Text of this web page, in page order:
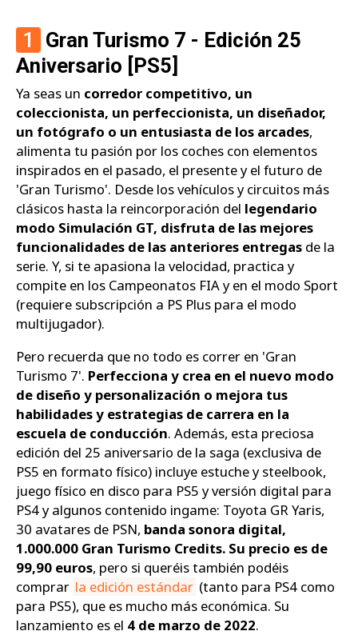
1
Gran Turismo 7 - Edición 25
Aniversario [PS5]
Ya seas un corredor competitivo, un
coleccionista, un perfeccionista, un diseñador,
un fotógrafo o un entusiasta de los arcades,
alimenta tu pasión por los coches con elementos
inspirados en el pasado, el presente y el futuro de
'Gran Turismo'. Desde los vehículos y circuitos más
clásicos hasta la reincorporación del legendario
modo Simulación GT, disfruta de las mejores
funcionalidades de las anteriores entregas de la
serie. Y, si te apasiona la velocidad, practica y
compite en los Campeonatos FIA y en el modo Sport
(requiere subscripción a PS Plus para el modo
multijugador).
Pero recuerda que no todo es correr en 'Gran
Turismo 7'. Perfecciona y crea en el nuevo modo
de diseño y personalización o mejora tus
habilidades y estrategias de carrera en la
escuela de conducción. Además, esta preciosa
edición del 25 aniversario de la saga (exclusiva de
PS5 en formato físico) incluye estuche y steelbook,
juego físico en disco para PS5 y versión digital para
PS4 y algunos contenido ingame: Toyota GR Yaris,
30 avatares de PSN, banda sonora digital,
1.000.000 Gran Turismo Credits. Su precio es de
99,90 euros, pero si queréis también podéis
comprar la edición estándar (tanto para PS4 como
para PS5), que es mucho más económica. Su
lanzamiento es el 4 de marzo de 2022.